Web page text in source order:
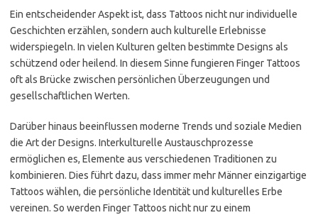
Ein entscheidender Aspekt ist, dass Tattoos nicht nur individuelle
Geschichten erzählen, sondern auch kulturelle Erlebnisse
widerspiegeln. In vielen Kulturen gelten bestimmte Designs als
schützend oder heilend. In diesem Sinne fungieren Finger Tattoos
oft als Brücke zwischen persönlichen Überzeugungen und
gesellschaftlichen Werten.
Darüber hinaus beeinflussen moderne Trends und soziale Medien
die Art der Designs. Interkulturelle Austauschprozesse
ermöglichen es, Elemente aus verschiedenen Traditionen zu
kombinieren. Dies führt dazu, dass immer mehr Männer einzigartige
Tattoos wählen, die persönliche Identität und kulturelles Erbe
vereinen. So werden Finger Tattoos nicht nur zu einem